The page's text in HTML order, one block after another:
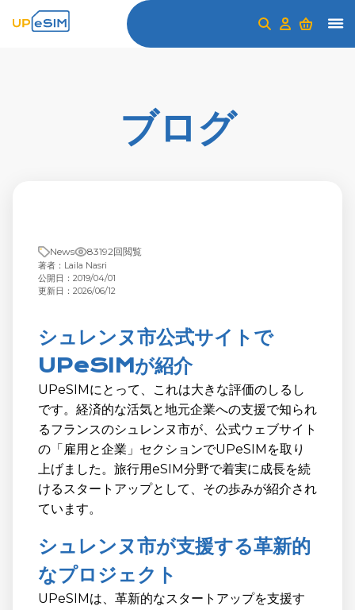
ブログ
News 83192回閲覧
著者：Laila Nasri
公開日：2019/04/01
更新日：2026/06/12
シュレンヌ市公式サイトで
UPeSIMが紹介
UPeSIMにとって、これは大きな評価のしるし
です。経済的な活気と地元企業への支援で知られ
るフランスのシュレンヌ市が、公式ウェブサイト
の「雇用と企業」セクションでUPeSIMを取り
上げました。旅行用eSIM分野で着実に成長を続
けるスタートアップとして、その歩みが紹介され
ています。
シュレンヌ市が支援する革新的
なプロジェクト
UPeSIMは、革新的なスタートアップを支援す